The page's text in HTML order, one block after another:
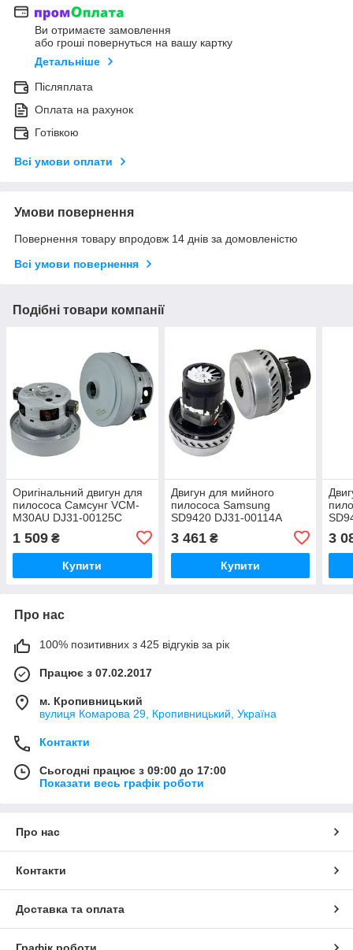
Ви отримаєте замовлення
або гроші повернуться на вашу картку
Детальніше
Післяплата
Оплата на рахунок
Готівкою
Всі умови оплати
Умови повернення
Повернення товару впродовж 14 днів за домовленістю
Всі умови повернення
Подібні товари компанії
Оригінальний двигун для
пилососа Самсунг VCM-
M30AU DJ31-00125C
1 509 ₴
Купити
Двигун для мийного
пилососа Samsung
SD9420 DJ31-00114A
3 461₴
Купити
3
Про нас
100% позитивних з 425 відгуків за рік
Працює з 07.02.2017
м. Кропивницький
вулиця Комарова 29, Кропивницький, Україна
Контакти
Сьогодні працює з 09:00 до 17:00
Показати весь графік роботи
Про нас
Контакти
Доставка та оплата